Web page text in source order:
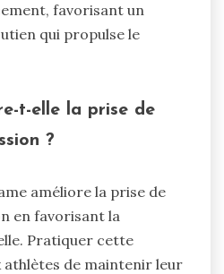
favorisant un
qui propulse le
t-elle la prise de
?
améliore la prise de
en favorisant la
Pratiquer cette
athlètes de maintenir leur